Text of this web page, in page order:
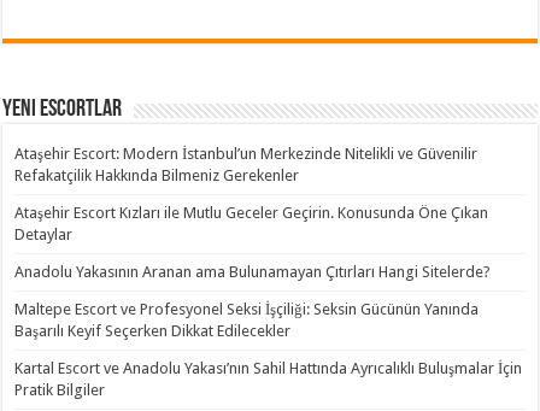
Yeni Escortlar
Ataşehir Escort: Modern İstanbul’un Merkezinde Nitelikli ve Güvenilir
Refakatçilik Hakkında Bilmeniz Gerekenler
Ataşehir Escort Kızları ile Mutlu Geceler Geçirin. Konusunda Öne Çıkan
Detaylar
Anadolu Yakasının Aranan ama Bulunamayan Çıtırları Hangi Sitelerde?
Maltepe Escort ve Profesyonel Seksi İşçiliği: Seksin Gücünün Yanında
Başarılı Keyif Seçerken Dikkat Edilecekler
Kartal Escort ve Anadolu Yakası’nın Sahil Hattında Ayrıcalıklı Buluşmalar İçin
Pratik Bilgiler